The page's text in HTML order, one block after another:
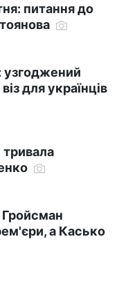
питання до
узгоджений
для українців
тривала
Гройсман
а Касько